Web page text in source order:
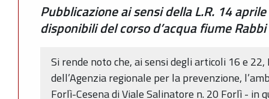
Pubblicazione ai sensi della L.R. 14
disponibili del corso d’acqua fiume
Si rende noto che, ai sensi degli articoli 16 e
dell’Agenzia regionale per la prevenzione,
Forlì-Cesena di Viale Salinatore n. 20 Forlì - in